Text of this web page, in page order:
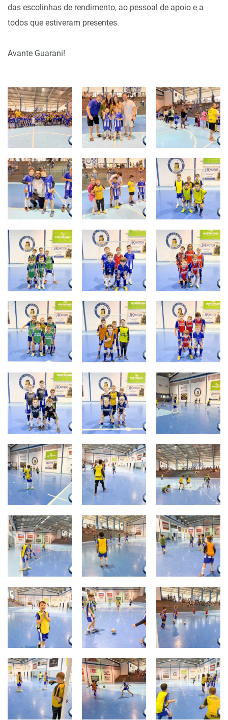
das escolinhas de rendimento, ao pessoal de apoio e a
todos que estiveram presentes.
Avante Guarani!